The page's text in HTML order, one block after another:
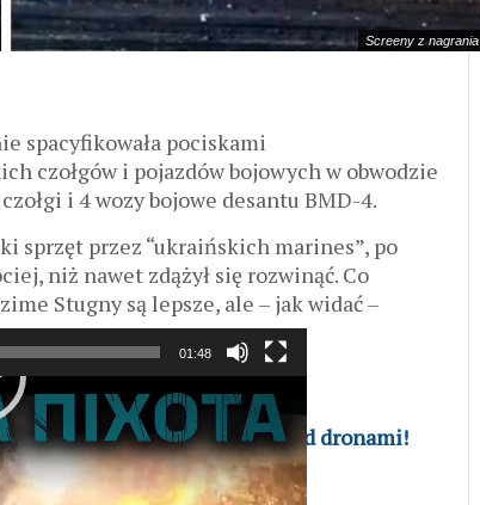
Screeny z nagrania
spacyfikowała pociskami
czołgów i pojazdów bojowych w obwodzie
i 4 wozy bojowe desantu BMD-4.
sprzęt przez “ukraińskich marines”, po
niż nawet zdążył się rozwinąć. Co
Stugny są lepsze, ale – jak widać –
01:48
kulach bezradnie uciekają przed dronami!